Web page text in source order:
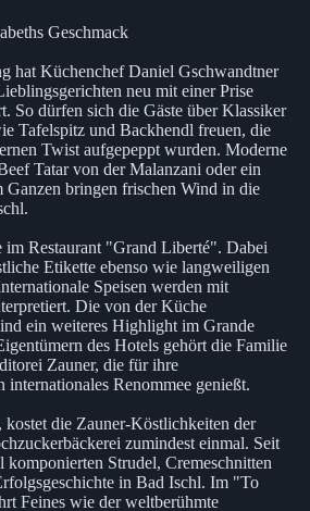
Geschmack
hat Küchenchef Daniel Gschwandtner
neu mit einer Prise
So dürfen sich die Gäste über Klassiker
Tafelspitz und Backhendl freuen, die
Twist aufgepeppt wurden. Moderne
Tatar von der Malanzani oder ein
Ganzen bringen frischen Wind in die
im Restaurant "Grand Liberté". Dabei
Etikette ebenso wie langweiligen
Speisen werden mit
Die von der Küche
ein weiteres Highlight im Grande
des Hotels gehört die Familie
Zauner, die für ihre
internationales Renommee genießt.
die Zauner-Köstlichkeiten der
zumindest einmal. Seit
Strudel, Cremeschnitten
in Bad Ischl. Im "To
Feines wie der weltberühmte